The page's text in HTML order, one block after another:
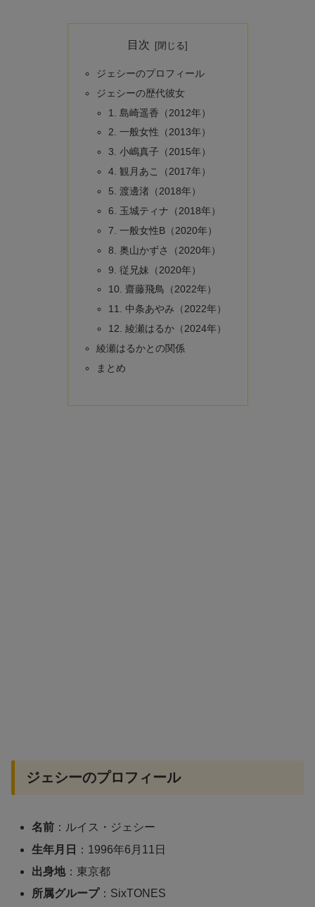
目次
ジェシーのプロフィール
ジェシーの歴代彼女
1. 島崎遥香（2012年）
2. 一般女性（2013年）
3. 小嶋真子（2015年）
4. 観月あこ（2017年）
5. 渡邊渚（2018年）
6. 玉城ティナ（2018年）
7. 一般女性B（2020年）
8. 奥山かずさ（2020年）
9. 従兄妹（2020年）
10. 齋藤飛鳥（2022年）
11. 中条あやみ（2022年）
12. 綾瀬はるか（2024年）
綾瀬はるかとの関係
まとめ
ジェシーのプロフィール
名前 ：ルイス・ジェシー
生年月日
：1996年6月11日
出身地：東京都
所属グループ：SixTONES